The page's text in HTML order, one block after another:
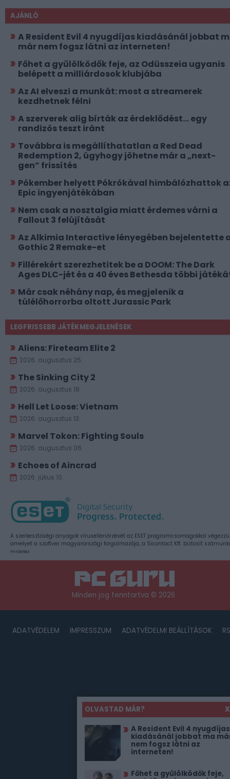
OLVASTAD MÁR?
X
A Resident Evil 4 nyugdíjas
kiadásánál jobbat ma
nem fogsz látni az
interneten!
Főhet a gyűlölködők feje,
AJÁNLÓ
A Resident Evil 4 nyugdíjas kiadásánál jobbat
már nem fogsz látni az interneten!
Főhet a gyűlölködők feje, az Odüsszeia ugyanis
belépett a milliárdosok klubjába
Az AI elveszi a munkát: most a streamerek
kezdhetnek félni
A szerverek alig bírták az érdeklődést... egy
randizós teszt iránt
Továbbra is megállíthatatlan a Red Dead
Redemption 2, úgyhogy jöhetne már a „next-
gen” frissítés
Pókember helyett Pókrókával himbálózhattok
Epic ingyenjátékában
Nem csak a nosztalgia miatt érdemes várni a
Fallout 3 felújítását
Az Alkimia Interactive lényegében bejelentette
Gothic 2 Remake-et
Fillérekért szerezhetitek be a DOOM: The Dark
Ages DLC-jét és a 40 éves Bethesda többi
Már csak néhány nap, és megjelenik a
túlélőhorrorba oltott Jurassic Park
LEGFRISSEBB JÁTÉKMEGJELENÉSEK
Aliens: Fireteam Elite 2
2026. augusztus 25.
The Sinking City 2
2026. augusztus 18.
Hell Let Loose: Vietnam
2026. augusztus 13.
Marvel Tokon: Fighting Souls
2026. augusztus 06.
Echoes of Aincrad
2026. július 10.
A szerkesztőségi anyagok vírusellenőrzését az ESET programcsomagokkal
amelyet a szoftver magyarországi forgalmazója, a Sicontact Kft. biztosít
Hirdetés
Minden jog fenntartva © 2026
ADATVÉDELEM IMPRESSZUM ADATVÉDELMI BEÁLLÍTÁSOK